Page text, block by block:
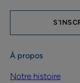
À propos
Notre histoire